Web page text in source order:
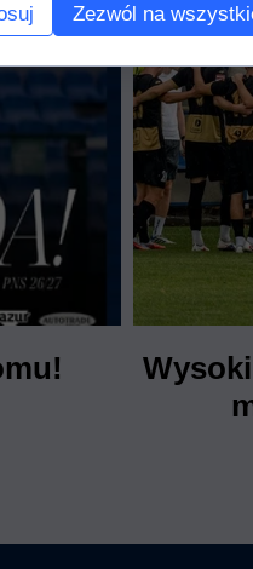
Zezwól na